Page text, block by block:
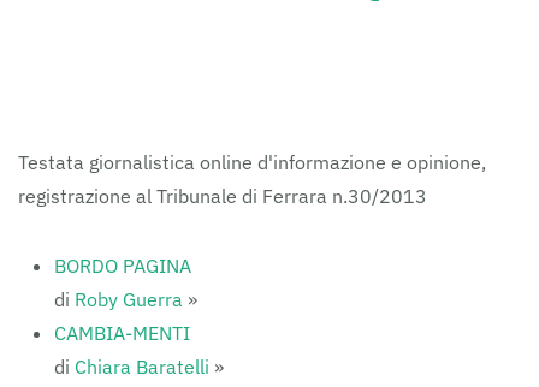
Testata giornalistica online d'informazione e opinione,
registrazione al Tribunale di Ferrara n.30/2013
BORDO PAGINA
di Roby Guerra »
CAMBIA-MENTI
di Chiara Baratelli »